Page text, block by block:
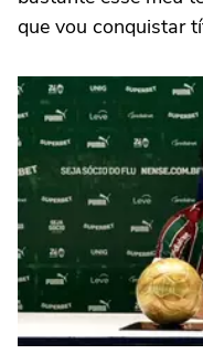
que vou conquistar